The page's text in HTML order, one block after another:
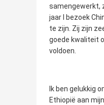
samengewerkt,
jaar I bezoek
te zijn. Zij zijn
goede kwaliteit
voldoen.
Ik ben gelukkig
Ethiopië aan